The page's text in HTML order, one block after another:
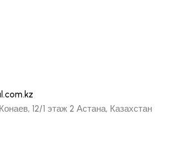
12/1 этаж 2 Астана, Казахстан